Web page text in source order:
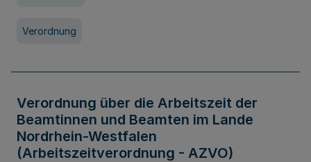
Verordnung
Verordnung über die Arbeitszeit der
Beamtinnen und Beamten im Lande
Nordrhein-Westfalen
(Arbeitszeitverordnung - AZVO)